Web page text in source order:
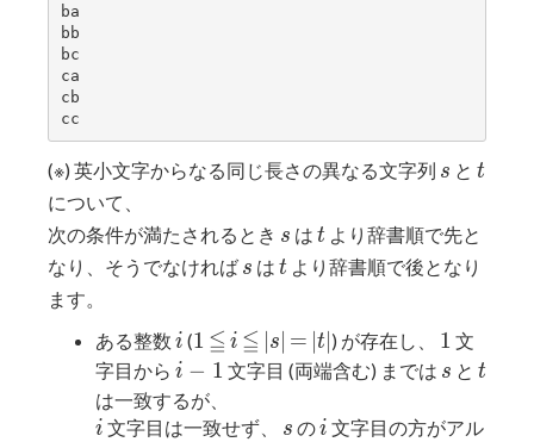
ba
bb
bc
ca
cb
(※) 英小文字からなる同じ長さの異なる文字列 s
s と t
t
について、
次の条件が満たされるとき s
s は t
t より辞書順で先と
なり、そうでなければ s
s は t
t より辞書順で後となり
ます。
ある整数 i
i (1
1 ≦
≦ i
i ≦
≦ |s|
s =
= |t|
t ) が存在し、 1
1 文
字目から i-
1
i − 1 文字目 (両端含む) までは s
s と t
t
は一致するが、
i
i 文字目は一致せず、 s
s のi
i 文字目の方がアル